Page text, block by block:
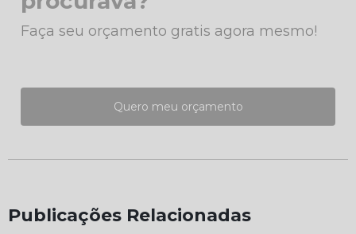
Faça seu orçamento gratis agora mesmo!
Quero meu orçamento
Publicações Relacionadas